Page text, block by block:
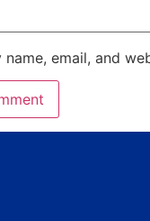
name, email, and